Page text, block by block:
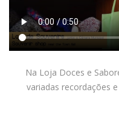
Na Loja Doces e
variadas recordações